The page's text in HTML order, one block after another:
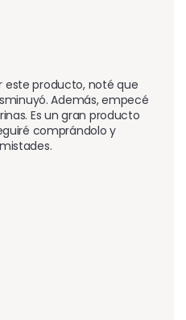
producto, noté que
Además, empecé
Es un gran producto
comprándolo y